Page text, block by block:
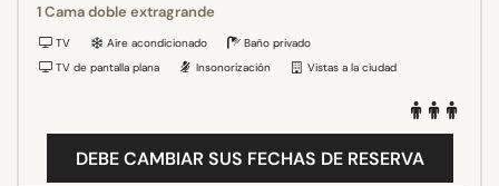
1 Cama doble extragrande
TV Aire acondicionado
Baño privado
TV de pantalla plana
Insonorización Vistas a la ciudad
DEBE CAMBIAR SUS FECHAS DE RESERVA